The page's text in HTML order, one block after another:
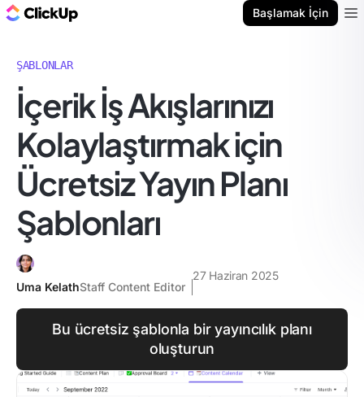
Başlamak İçin
ŞABLONLAR
İçerik İş Akışlarınızı
Kolaylaştırmak için
Ücretsiz Yayın Planı
Şablonları
Uma KelathStaff Content Editor
27 Haziran 2025
Bu ücretsiz şablonla bir yayıncılık planı
oluşturun